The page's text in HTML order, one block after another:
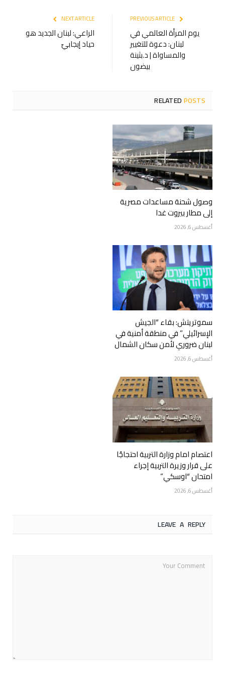
يوم المرأة العالمي في
لبنان: دعوة للتغيير
والمساواة | د.بثينة
بيضون
NEXT ARTICLE
الراعي: لبنان الجديد هو
حياد إيجابيّ
RELATEDPOSTS
وصول شحنة مساعدات مصرية
إلى مطار بيروت غدا
أغسطس 6, 2026
سموتريتش: بقاء “الجيش
الإسرائيلي” في منطقة أمنية في
لبنان ضروري لأمن سكان الشمال
أغسطس 6, 2026
اعتصام امام وزارة التربية احتجاجًا
على قرار وزيرة التربية إجراء
امتحان “اوسكي”
أغسطس 6, 2026
LEAVE A REPLY